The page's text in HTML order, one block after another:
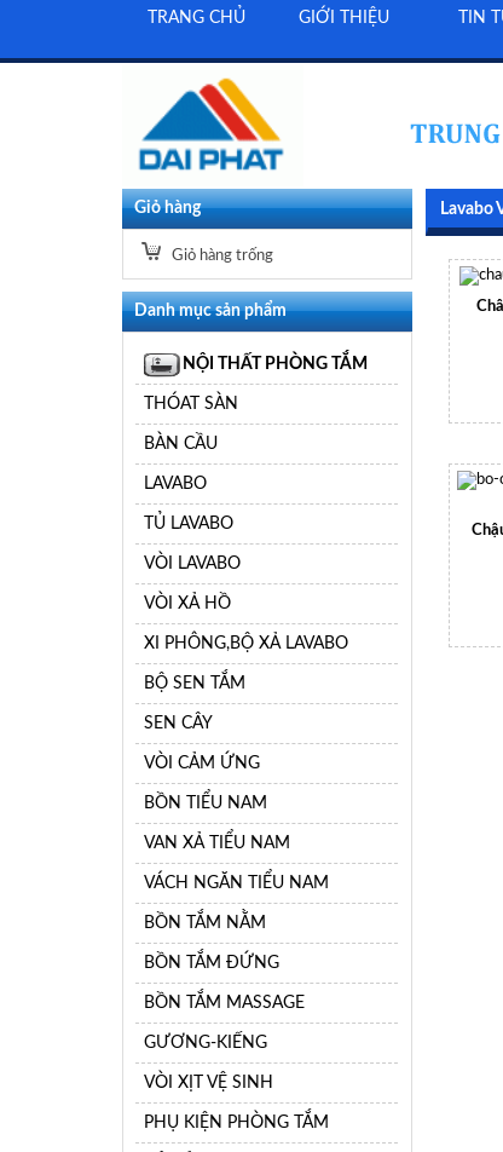
TRANG CHỦ GIỚI THIỆU TIN
Giỏ hàng
Giỏ hàng trống
Danh mục sản phẩm
NỘI THẤT PHÒNG TẮM
THÓAT SÀN
BÀN CẦU
LAVABO
TỦ LAVABO
VÒI LAVABO
VÒI XẢ HỒ
XI PHÔNG,BỘ XẢ LAVABO
BỘ SEN TẮM
SEN CÂY
VÒI CẢM ỨNG
BỒN TIỂU NAM
VAN XẢ TIỂU NAM
VÁCH NGĂN TIỂU NAM
BỒN TẮM NẰM
BỒN TẮM ĐỨNG
BỒN TẮM MASSAGE
GƯƠNG-KIẾNG
VÒI XỊT VỆ SINH
PHỤ KIỆN PHÒNG TẮM
Lavabo